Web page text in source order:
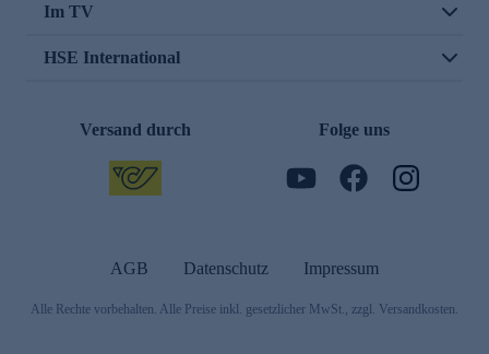
Im TV
HSE International
Versand durch Folge uns
AGB Datenschutz Impressum
Alle Rechte vorbehalten. Alle Preise inkl. gesetzlicher MwSt., zzgl. Versandkosten.